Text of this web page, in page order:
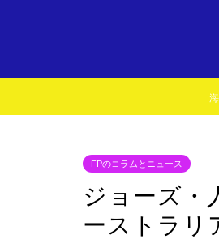
FPのコラムとニュース
ジョーズ・
ーストラリ